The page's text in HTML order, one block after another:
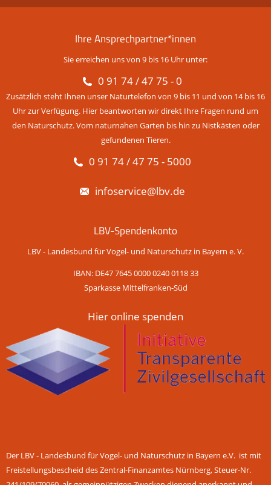
Ihre Ansprechpartner*innen
Sie erreichen uns von 9 bis 16 Uhr unter:
0 91 74 / 47 75 - 0
Zusätzlich steht Ihnen unser Naturtelefon von 9 bis 11 und von 14 bis 16
Uhr zur Verfügung. Hier beantworten wir direkt Ihre Fragen rund um
den Naturschutz. Vom naturnahen Garten bis hin zu Nistkästen oder
gefundenen Tieren.
0 91 74 / 47 75 - 5000
infoservice@lbv.de
LBV-Spendenkonto
LBV - Landesbund für Vogel- und Naturschutz in Bayern e. V.
IBAN: DE47 7645 0000 0240 0118 33
Sparkasse Mittelfranken-Süd
Hier online spenden
Der LBV - Landesbund für Vogel- und Naturschutz in Bayern e.V. ist mit
Freistellungsbescheid des Zentral-Finanzamtes Nürnberg, Steuer-Nr.